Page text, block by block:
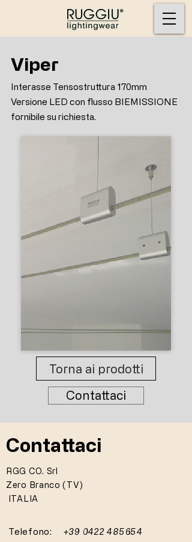
Viper
Interasse Tensostruttura 170mm
Versione LED con flusso BIEMISSIONE
fornibile su richiesta.
Torna ai prodotti
Contattaci
Contattaci
RGG CO. Srl
Zero Branco (TV)
ITALIA
Telefono:
+39 0422 485654